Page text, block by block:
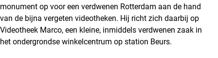
monument op voor een verdwenen Rotterdam aan de hand
van de bijna vergeten videotheken. Hij richt zich daarbij op
Videotheek Marco, een kleine, inmiddels verdwenen zaak in
het ondergrondse winkelcentrum op station Beurs.